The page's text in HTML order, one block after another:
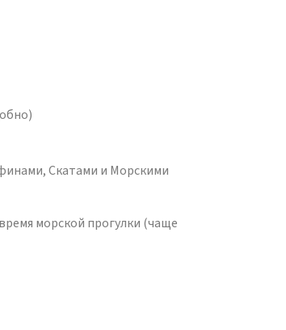
Скатами и Морскими
морской прогулки (чаще